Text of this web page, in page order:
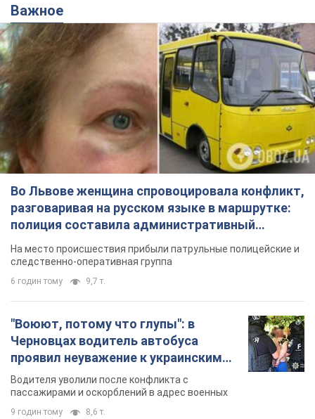
Важное
Во Львове женщина спровоцировала конфликт,
разговаривая на русском языке в маршрутке:
полиция составила административный
протокол. Видео
На место происшествия прибыли патрульные полицейские и
следственно-оперативная группа
6 годин тому 9,7 т.
"Воюют, потому что глупы": в
Черновцах водитель автобуса
проявил неуважение к украинским
военным и поплатился за это.
Видео
Водителя уволили после конфликта с
пассажирами и оскорблений в адрес военных
9 годин тому 8,6 т.